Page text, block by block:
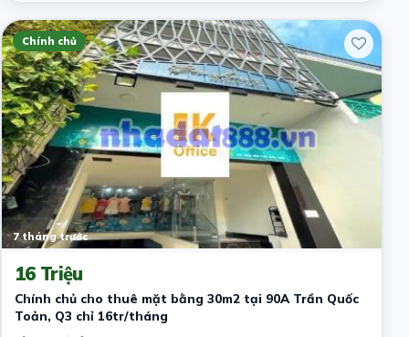
Chính chủ
7 tháng trước
16 Triệu
Chính chủ cho thuê mặt bằng 30m2 tại 90A Trần Quốc
Toản, Q3 chỉ 16tr/tháng